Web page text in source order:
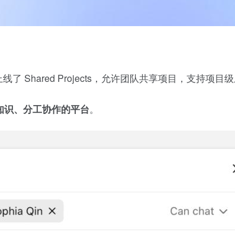
了 Shared Projects，允许团队共享项目，支持项目级
、分工协作的平台。